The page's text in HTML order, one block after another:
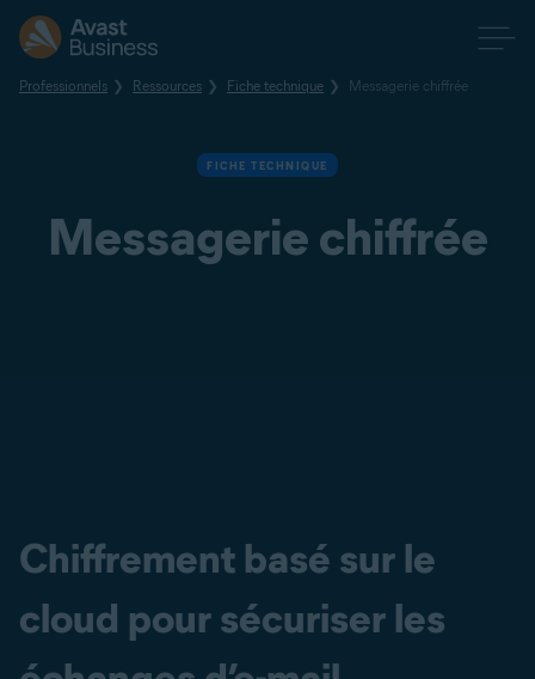
Professionnels Ressources Fiche technique Messagerie chiffrée
FICHE TECHNIQUE
Messagerie chiffrée
Chiffrement basé sur le
cloud pour sécuriser les